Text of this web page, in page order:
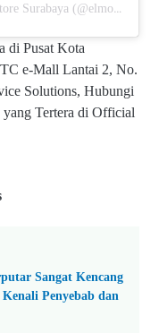
di Pusat Kota
e-Mall Lantai 2, No.
Solutions, Hubungi
Tertera di Official
Sangat Kencang
Penyebab dan